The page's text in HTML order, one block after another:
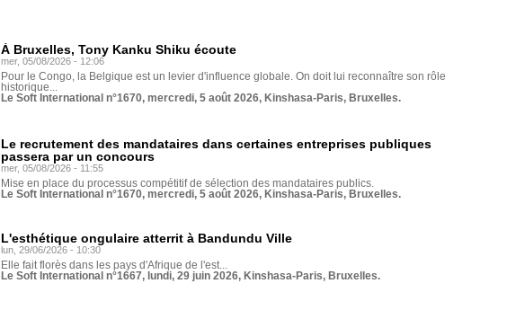
À Bruxelles, Tony Kanku Shiku écoute
mer, 05/08/2026 - 12:06
Pour le Congo, la Belgique est un levier d'influence globale. On doit lui reconnaître son rôle
historique...
Le Soft International n°1670, mercredi, 5 août 2026, Kinshasa-Paris, Bruxelles.
Le recrutement des mandataires dans certaines entreprises publiques
passera par un concours
mer, 05/08/2026 - 11:55
Mise en place du processus compétitif de sélection des mandataires publics.
Le Soft International n°1670, mercredi, 5 août 2026, Kinshasa-Paris, Bruxelles.
L'esthétique ongulaire atterrit à Bandundu Ville
lun, 29/06/2026 - 10:30
Elle fait florès dans les pays d'Afrique de l'est...
Le Soft International n°1667, lundi, 29 juin 2026, Kinshasa-Paris, Bruxelles.